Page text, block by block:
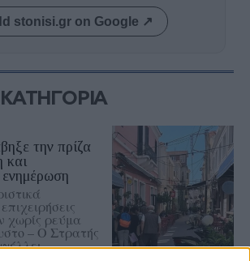
stonisi.gr on Google ↗
την πρίζα
και
χωρίς ρεύμα
– Ο Στρατής